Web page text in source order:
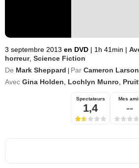
3 septembre 2013 en DVD | 1h 41min |
horreur, Science Fiction
De Mark Sheppard Par Cameron Larson
Avec Gina Holden Lochlyn Munro
Spectateurs
1,4
Mes
--